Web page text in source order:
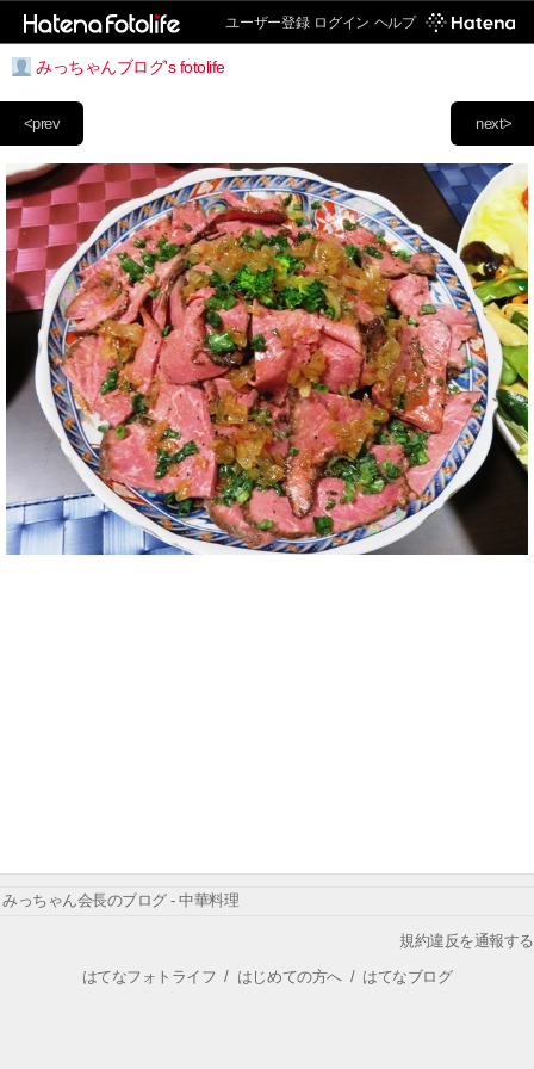
ユーザー登録 ログイン ヘルプ
みっちゃんブログ's fotolife
next>
<prev
みっちゃん会長のブログ - 中華料理
規約違反を通報する
はてなフォトライフ / はじめての方へ/ はてなブログ